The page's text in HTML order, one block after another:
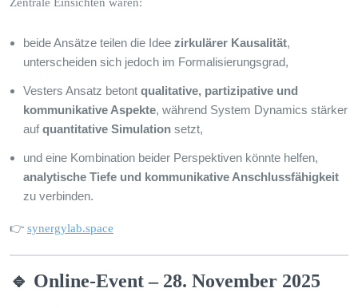
beide Ansätze teilen die Idee zirkulärer Kausalität,
unterscheiden sich jedoch im Formalisierungsgrad,
Vesters Ansatz betont qualitative, partizipative und
kommunikative Aspekte, während System Dynamics stärker
aufquantitative Simulation setzt,
und eine Kombination beider Perspektiven könnte helfen,
analytische Tiefe und kommunikative Anschlussfähigkeit
zu verbinden.
👉 synergylab.space
🔹 Online-Event – 28. November 2025